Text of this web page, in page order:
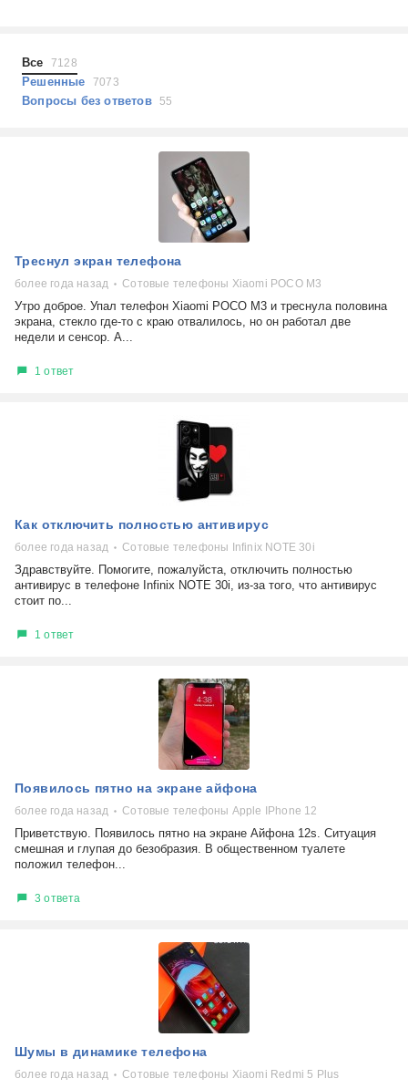
Наушники
Выберите...
не включается
самопроизвольное выключение
самостоятельный ремонт
выдает ошибку
плохо работает
решение проблемы
Все 7128
Решенные 7073
Вопросы без ответов55
Треснул экран телефона
более года назад Сотовые телефоны Xiaomi POCO M3
Утро доброе. Упал телефон Xiaomi POCO M3 и треснула половина
экрана, стекло где-то с краю отвалилось, но он работал две
недели и сенсор. А...
1 ответ
Как отключить полностью антивирус
более года назад Сотовые телефоны Infinix NOTE 30i
Здравствуйте. Помогите, пожалуйста, отключить полностью
антивирус в телефоне Infinix NOTE 30i, из-за того, что антивирус
стоит по...
1 ответ
Появилось пятно на экране айфона
более года назад Сотовые телефоны Apple IPhone 12
Приветствую. Появилось пятно на экране Айфона 12s. Ситуация
смешная и глупая до безобразия. В общественном туалете
положил телефон...
3 ответа
Шумы в динамике телефона
более года назад Сотовые телефоны Xiaomi Redmi 5 Plus